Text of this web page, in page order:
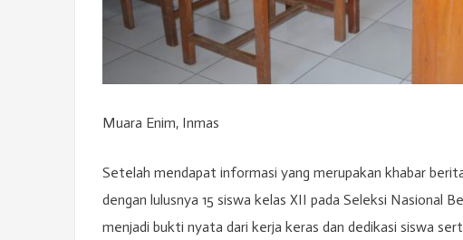
Muara Enim, Inmas
Setelah mendapat informasi yang merupakan khabar
dengan lulusnya 15 siswa kelas XII pada Seleksi Nasional
menjadi bukti nyata dari kerja keras dan dedikasi siswa